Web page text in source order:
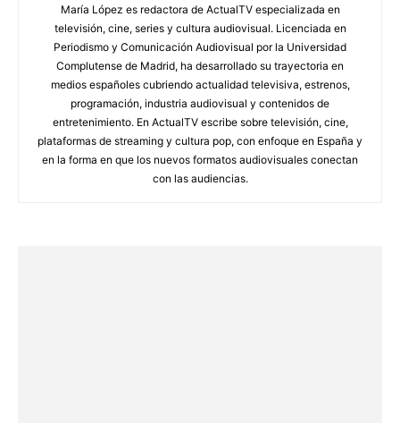
María López es redactora de ActualTV especializada en
televisión, cine, series y cultura audiovisual. Licenciada en
Periodismo y Comunicación Audiovisual por la Universidad
Complutense de Madrid, ha desarrollado su trayectoria en
medios españoles cubriendo actualidad televisiva, estrenos,
programación, industria audiovisual y contenidos de
entretenimiento. En ActualTV escribe sobre televisión, cine,
plataformas de streaming y cultura pop, con enfoque en España y
en la forma en que los nuevos formatos audiovisuales conectan
con las audiencias.